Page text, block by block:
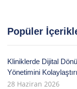
Popüler
Kliniklerde Dijital
Yönetimini
28 Haziran 2026